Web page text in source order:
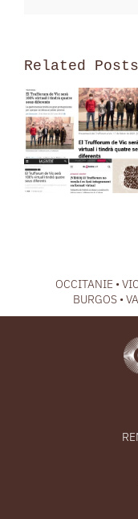
Related Posts
Les
activités
Trufforum
2021 à
en
OCCITANIE •
BURGOS •